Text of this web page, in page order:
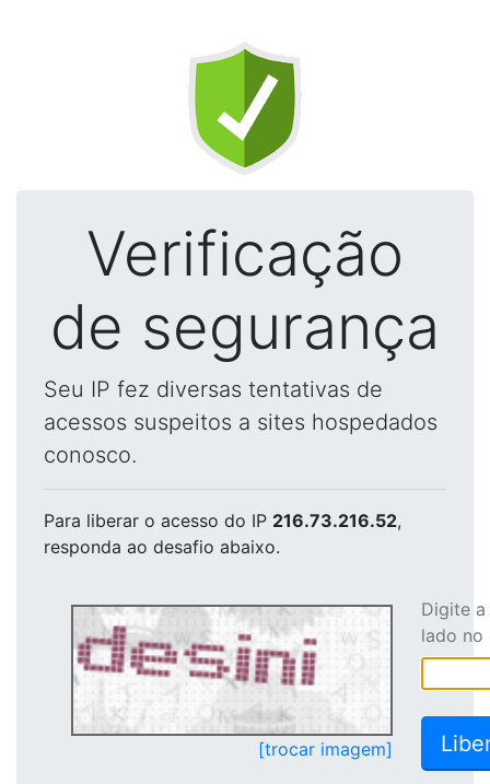
Verificação
de segurança
Seu IP fez diversas tentativas de
acessos suspeitos a sites hospedados
conosco.
Para liberar o acesso do IP 216.73.216.52,
responda ao desafio abaixo.
[trocar imagem]
Digite
lado no